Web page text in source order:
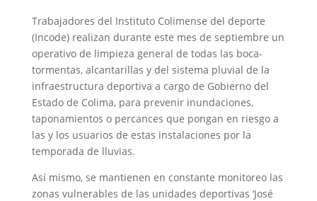
Trabajadores del Instituto Colimense del deporte
(Incode) realizan durante este mes de septiembre un
operativo de limpieza general de todas las boca-
tormentas, alcantarillas y del sistema pluvial de la
infraestructura deportiva a cargo de Gobierno del
Estado de Colima, para prevenir inundaciones,
taponamientos o percances que pongan en riesgo a
las y los usuarios de estas instalaciones por la
temporada de lluvias.
Así mismo, se mantienen en constante monitoreo las
zonas vulnerables de las unidades deportivas ‘José